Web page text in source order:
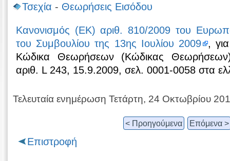
Τσεχία - Θεωρήσεις Εισόδου
Κανονισμός (ΕΚ) αριθ. 810/2009 του
του Συμβουλίου της 13ης Ιουλίου 2009
,
Κώδικα Θεωρήσεων (Κώδικας
αριθ. L 243, 15.9.2009, σελ. 0001-0058 στα
Τελευταία ενημέρωση Τετάρτη, 24 Οκτωβρίου
< Προηγούμενα Επόμενα >
Επιστροφή